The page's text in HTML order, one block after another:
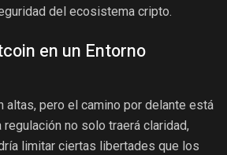
del ecosistema cripto.
en un Entorno
altas, pero el camino por delante está
no solo traerá claridad,
limitar ciertas libertades que los